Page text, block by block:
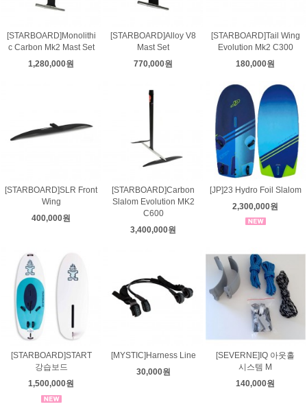
[STARBOARD]Monolithi
c Carbon Mk2 Mast Set
1,280,000원
[STARBOARD]Alloy V8
Mast Set
770,000원
[STARBOARD]Tail Wing
Evolution Mk2 C300
180,000원
[STARBOARD]SLR Front
Wing
400,000원
[STARBOARD]Carbon
Slalom Evolution MK2
C600
3,400,000원
[JP]23 Hydro Foil Slalom
2,300,000원
[STARBOARD]START
강습보드
1,500,000원
[MYSTIC]Harness Line
30,000원
[SEVERNE]IQ 아웃홀
시스템 M
140,000원